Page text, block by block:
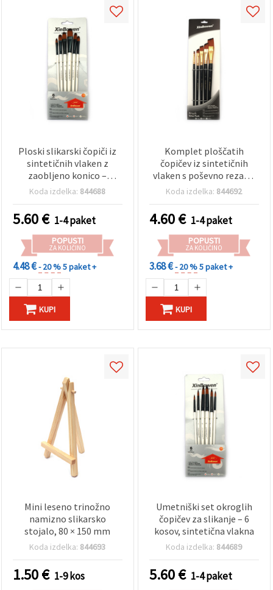
Ploski slikarski čopiči iz
sintetičnih vlaken z
zaobljeno konico –
komplet 6 kosov
Koda izdelka: 844688
5.60€ 1-4 paket
POPUSTI
ZA KOLIČINO
4.48 €- 20 %5 paket +
KUPI
Komplet ploščatih
čopičev iz sintetičnih
vlaken s poševno rezano
konico - 5 kosov
Koda izdelka: 844692
4.60€ 1-4 paket
POPUSTI
ZA KOLIČINO
3.68 €- 20 %5 paket +
KUPI
Mini leseno trinožno
namizno slikarsko
stojalo, 80 × 150 mm
Koda izdelka: 844693
1.50€ 1-9 kos
Umetniški set okroglih
čopičev za slikanje – 6
kosov, sintetična vlakna
Koda izdelka: 844689
5.60€ 1-4 paket